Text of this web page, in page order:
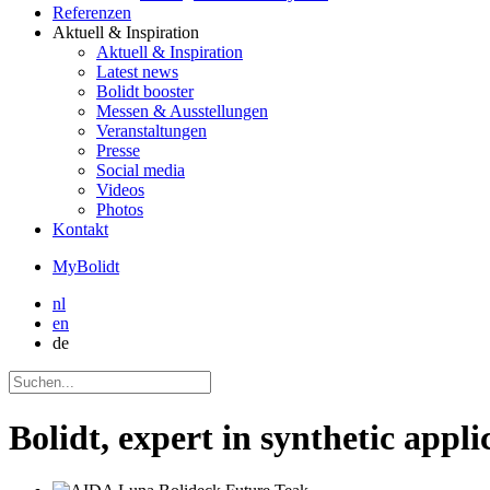
Referenzen
Aktuell & Inspiration
Aktuell & Inspiration
Latest news
Bolidt booster
Messen & Ausstellungen
Veranstaltungen
Presse
Social media
Videos
Photos
Kontakt
MyBolidt
nl
en
de
Bolidt, expert in synthetic